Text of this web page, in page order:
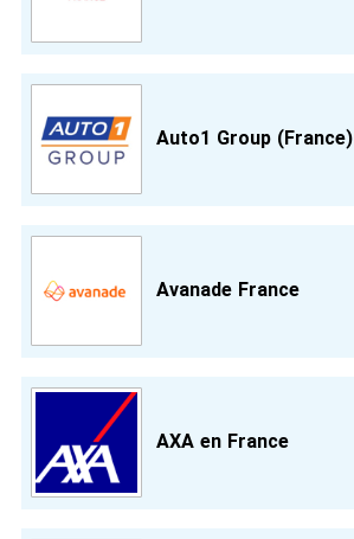
Auto1 Group (France)
Avanade France
AXA en France